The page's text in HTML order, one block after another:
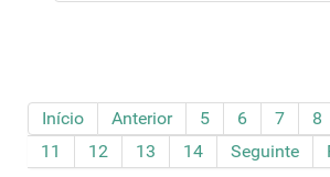
Início Anterior 5 6 7 8
11
12 13 14 Seguinte